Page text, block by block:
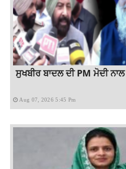
ਸੁਖਬੀਰ ਬਾਦਲ ਦੀ PM ਮੋਦੀ ਨਾਲ
Aug 07, 2026 5:45 Pm